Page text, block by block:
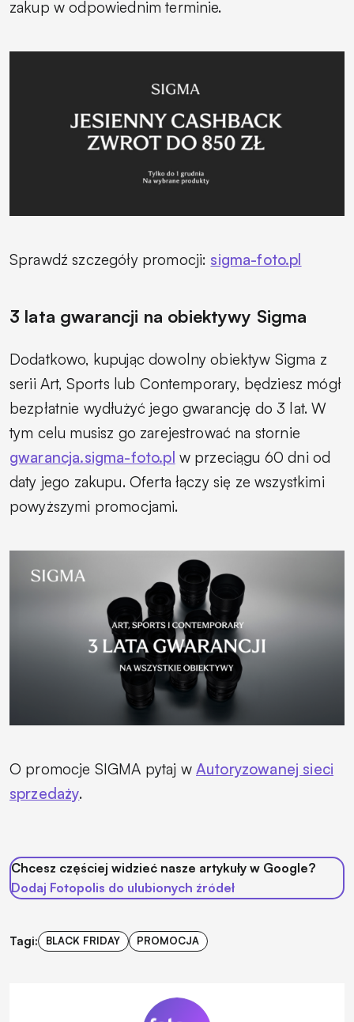
zakup w odpowiednim terminie.
Sprawdź szczegóły promocji: sigma-foto.pl
3 lata gwarancji na obiektywy Sigma
Dodatkowo, kupując dowolny obiektyw Sigma z
serii Art, Sports lub Contemporary, będziesz mógł
bezpłatnie wydłużyć jego gwarancję do 3 lat. W
tym celu musisz go zarejestrować na stornie
gwarancja.sigma-foto.pl w przeciągu 60 dni od
daty jego zakupu. Oferta łączy się ze wszystkimi
powyższymi promocjami.
O promocje SIGMA pytaj w Autoryzowanej sieci
sprzedaży.
Chcesz częściej widzieć nasze artykuły w Google?
Dodaj Fotopolis do ulubionych źródeł
Tagi: BLACK FRIDAY PROMOCJA